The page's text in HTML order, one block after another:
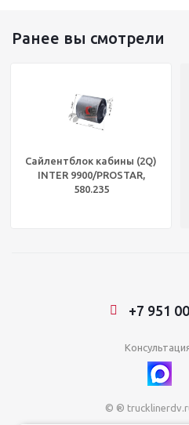
Ранее вы смотрели
Сайлентблок кабины (2Q)
INTER 9900/PROSTAR,
580.235
+7 951
© ®